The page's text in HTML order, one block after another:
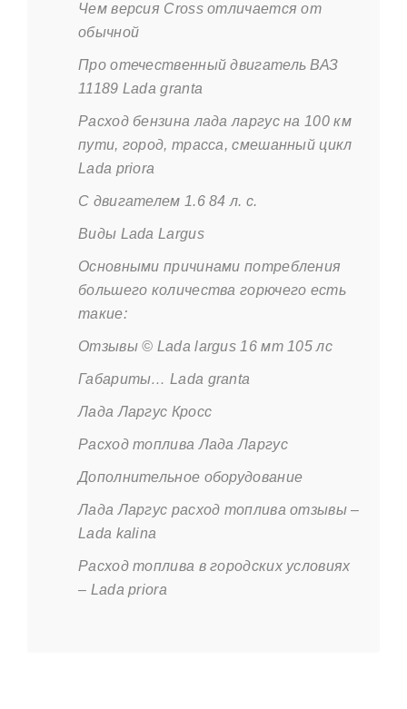
Чем версия Cross отличается от
обычной
Про отечественный двигатель ВАЗ
11189 Lada granta
Расход бензина лада ларгус на 100 км
пути, город, трасса, смешанный цикл
Lada priora
С двигателем 1.6 84 л. с.
Виды Lada Largus
Основными причинами потребления
большего количества горючего есть
такие:
Отзывы © Lada largus 16 мт 105 лс
Габариты… Lada granta
Лада Ларгус Кросс
Расход топлива Лада Ларгус
Дополнительное оборудование
Лада Ларгус расход топлива отзывы –
Lada kalina
Расход топлива в городских условиях
– Lada priora